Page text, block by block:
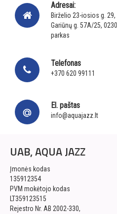
Adresai:
Birželio 23-iosios g. 29,
Gariūnų g. 57A/25,
parkas
Telefonas
+370 620 99111
El. paštas
info@aquajazz.lt
UAB, AQUA JAZZ
Įmonės kodas
135912354
PVM mokėtojo kodas
LT359123515
Rejestro Nr. AB 2002-330,